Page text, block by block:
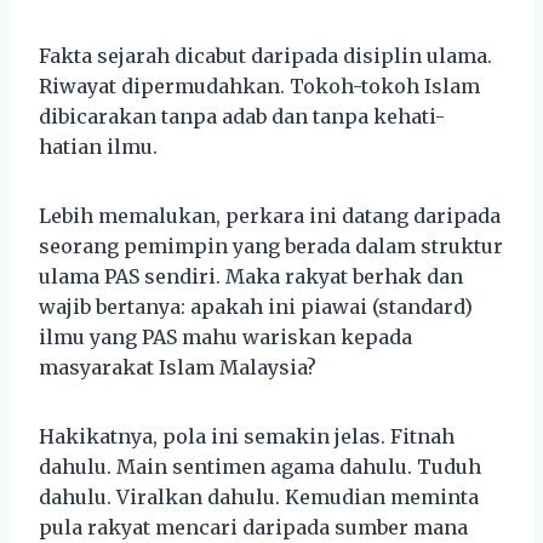
Fakta sejarah dicabut daripada disiplin ulama.
Riwayat dipermudahkan. Tokoh-tokoh Islam
dibicarakan tanpa adab dan tanpa kehati-
hatian ilmu.
Lebih memalukan, perkara ini datang daripada
seorang pemimpin yang berada dalam struktur
ulama PAS sendiri. Maka rakyat berhak dan
wajib bertanya: apakah ini piawai (standard)
ilmu yang PAS mahu wariskan kepada
masyarakat Islam Malaysia?
Hakikatnya, pola ini semakin jelas. Fitnah
dahulu. Main sentimen agama dahulu. Tuduh
dahulu. Viralkan dahulu. Kemudian meminta
pula rakyat mencari daripada sumber mana